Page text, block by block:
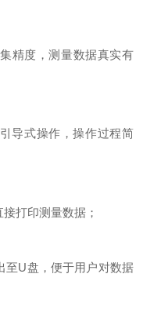
精度，测量数据真实有
导式操作，操作过程简
打印测量数据；
至U盘 ，便于用户对数据